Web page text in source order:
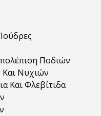
Ποδιών
Και Νυχιών
Και Φλεβίτιδα